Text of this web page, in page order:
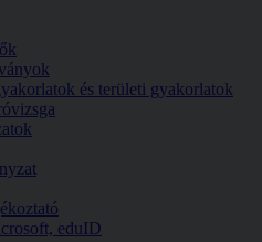
és területi gyakorlatok
eduID